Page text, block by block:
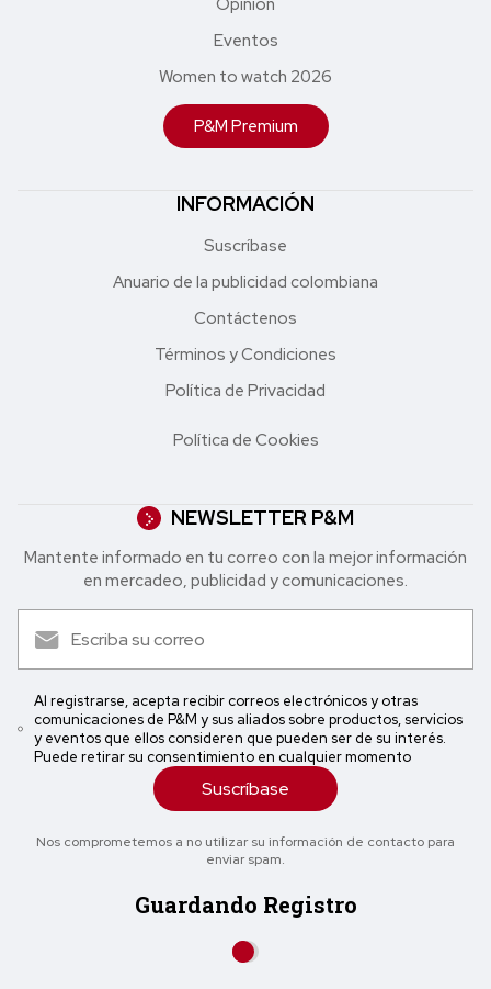
Eventos
Women to watch 2026
P&M Premium
INFORMACIÓN
Suscríbase
Anuario de la publicidad colombiana
Contáctenos
Términos y Condiciones
Política de Privacidad
Política de Cookies
NEWSLETTER P&M
Mantente informado en tu correo con la mejor in formación
en mercadeo, publicidad y comunicaciones.
Al registrarse, acepta recibir correos electrónicos y otras
comunicaciones de P&M y sus aliados sobre productos, servicios
y eventos que ellos consideren que pueden ser de su interés.
Puede retirar su consentimiento en cualquier momento
Suscríbase
Nos comprometemos a no utilizar su información de contacto para
enviar spam.
Guardando Registro